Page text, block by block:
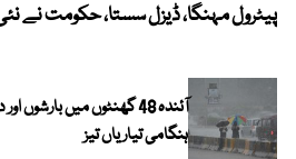
پیٹرول مہنگا، ڈیزل سستا، حکومت نے
آئندہ 48 گھنٹوں میں
ہنگامی تیاریاں تیز